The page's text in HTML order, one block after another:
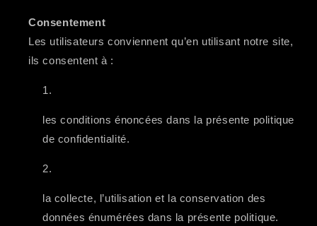
Consentement
Les utilisateurs conviennent qu’en utilisant notre site,
ils consentent à :
les conditions énoncées dans la présente politique
de confidentialité.
la collecte, l’utilisation et la conservation des
données énumérées dans la présente politique.